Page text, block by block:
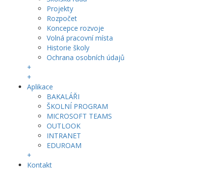
Projekty
Rozpočet
Koncepce rozvoje
Volná pracovní místa
Historie školy
Ochrana osobních údajů
+
+
Aplikace
BAKALÁŘI
ŠKOLNÍ PROGRAM
MICROSOFT TEAMS
OUTLOOK
INTRANET
EDUROAM
+
Kontakt